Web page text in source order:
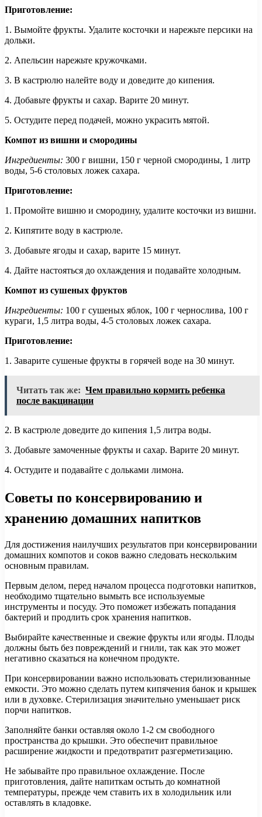
Приготовление:
1. Вымойте фрукты. Удалите косточки и нарежьте персики на
дольки.
2. Апельсин нарежьте кружочками.
3. В кастрюлю налейте воду и доведите до кипения.
4. Добавьте фрукты и сахар. Варите 20 минут.
5. Остудите перед подачей, можно украсить мятой.
Компот из вишни и смородины
Ингредиенты: 300 г вишни, 150 г черной смородины, 1 литр
воды, 5-6 столовых ложек сахара.
Приготовление:
1. Промойте вишню и смородину, удалите косточки из вишни.
2. Кипятите воду в кастрюле.
3. Добавьте ягоды и сахар, варите 15 минут.
4. Дайте настояться до охлаждения и подавайте холодным.
Компот из сушеных фруктов
Ингредиенты: 100 г сушеных яблок, 100 г чернослива, 100 г
кураги, 1,5 литра воды, 4-5 столовых ложек сахара.
Приготовление:
1. Заварите сушеные фрукты в горячей воде на 30 минут.
Читать так же: Чем правильно кормить ребенка
после вакцинации
2. В кастрюле доведите до кипения 1,5 литра воды.
3. Добавьте замоченные фрукты и сахар. Варите 20 минут.
4. Остудите и подавайте с дольками лимона.
Советы по консервированию и
хранению домашних напитков
Для достижения наилучших результатов при консервировании
домашних компотов и соков важно следовать нескольким
основным правилам.
Первым делом, перед началом процесса подготовки напитков,
необходимо тщательно вымыть все используемые
инструменты и посуду. Это поможет избежать попадания
бактерий и продлить срок хранения напитков.
Выбирайте качественные и свежие фрукты или ягоды. Плоды
должны быть без повреждений и гнили, так как это может
негативно сказаться на конечном продукте.
При консервировании важно использовать стерилизованные
емкости. Это можно сделать путем кипячения банок и крышек
или в духовке. Стерилизация значительно уменьшает риск
порчи напитков.
Заполняйте банки оставляя около 1-2 см свободного
пространства до крышки. Это обеспечит правильное
расширение жидкости и предотвратит разгерметизацию.
Не забывайте про правильное охлаждение. После
приготовления, дайте напиткам остыть до комнатной
температуры, прежде чем ставить их в холодильник или
оставлять в кладовке.